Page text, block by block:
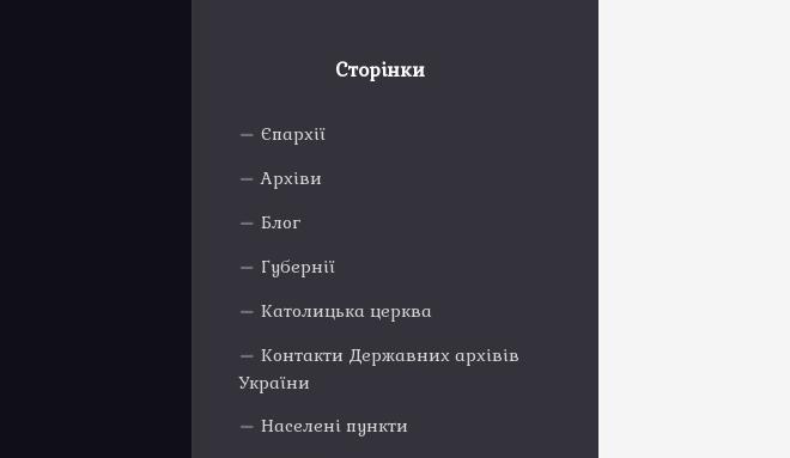
Сторінки
Єпархії
Архіви
Блог
Губернії
Католицька церква
Контакти Державних архівів
України
Населені пункти